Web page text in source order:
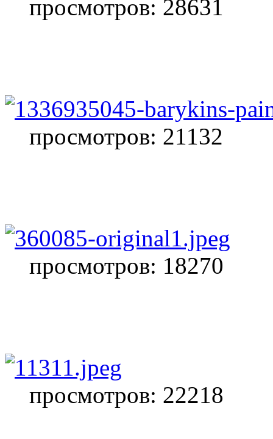
просмотров: 28631
просмотров: 21132
просмотров: 18270
просмотров: 22218